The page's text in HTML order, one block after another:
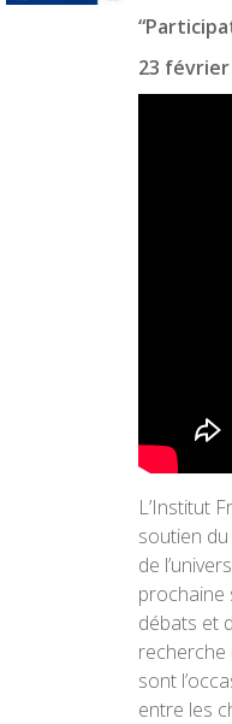
23 février
L’Institut
soutien
de
prochaine
débats et
recherche
sont
entre les